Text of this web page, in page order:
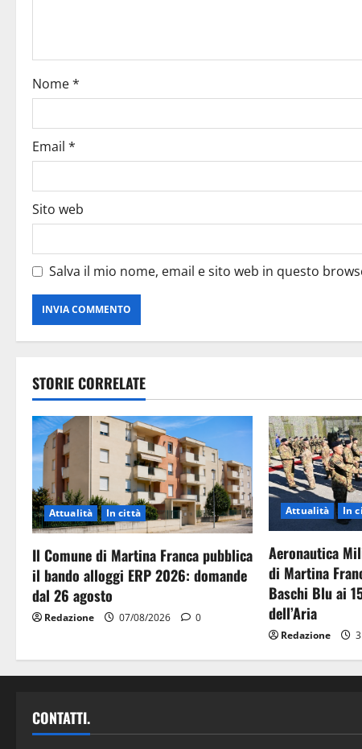
Nome*
Email *
Sito web
Salva il mio nome, email e sito web in questo
STORIE CORRELATE
Attualità In città
Il Comune di Martina Franca pubblica
il bando alloggi ERP 2026: domande
dal 26 agosto
Redazione 07/08/2026 0
Attualità In
Aeronautica
di Martina
Baschi Blu ai
dell’Aria
Redazione
CONTATTI.